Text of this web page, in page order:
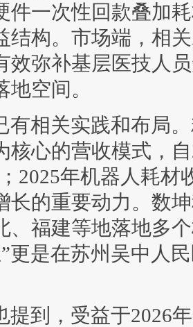
件一次性回款叠加
结构。市场端，相
效弥补基层医技人
空间。
有相关实践和布局
核心的营收模式，
2025年机器人耗材
长的重要动力。数
、福建等地落地多
更是在苏州吴中人
提到，受益于2026